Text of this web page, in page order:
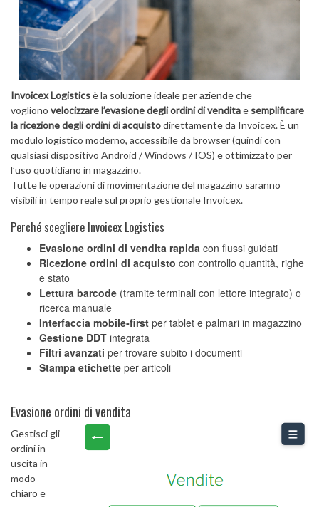
Invoicex Logisticsè la soluzione ideale per aziende che
vogliono velocizzare l’evasione degli ordini di venditae semplificare
la ricezione degli ordini di acquistodirettamente da Invoicex. È un
modulo logistico moderno, accessibile da browser (quindi con
qualsiasi dispositivo Android / Windows / IOS) e ottimizzato per
l’uso quotidiano in magazzino.
Tutte le operazioni di movimentazione del magazzino saranno
visibili in tempo reale sul proprio gestionale Invoicex.
Perché scegliere Invoicex Logistics
Evasione ordini di vendita rapida con flussi guidati
Ricezione ordini di acquisto con controllo quantità, righe
e stato
Lettura barcode (tramite terminali con lettore integrato) o
ricerca manuale
Interfaccia mobile‑first per tablet e palmari in magazzino
Gestione DDT integrata
Filtri avanzati per trovare subito i documenti
Stampa etichette per articoli
Evasione ordini di vendita
Gestisci gli
ordini in
uscita in
modo
chiaro e